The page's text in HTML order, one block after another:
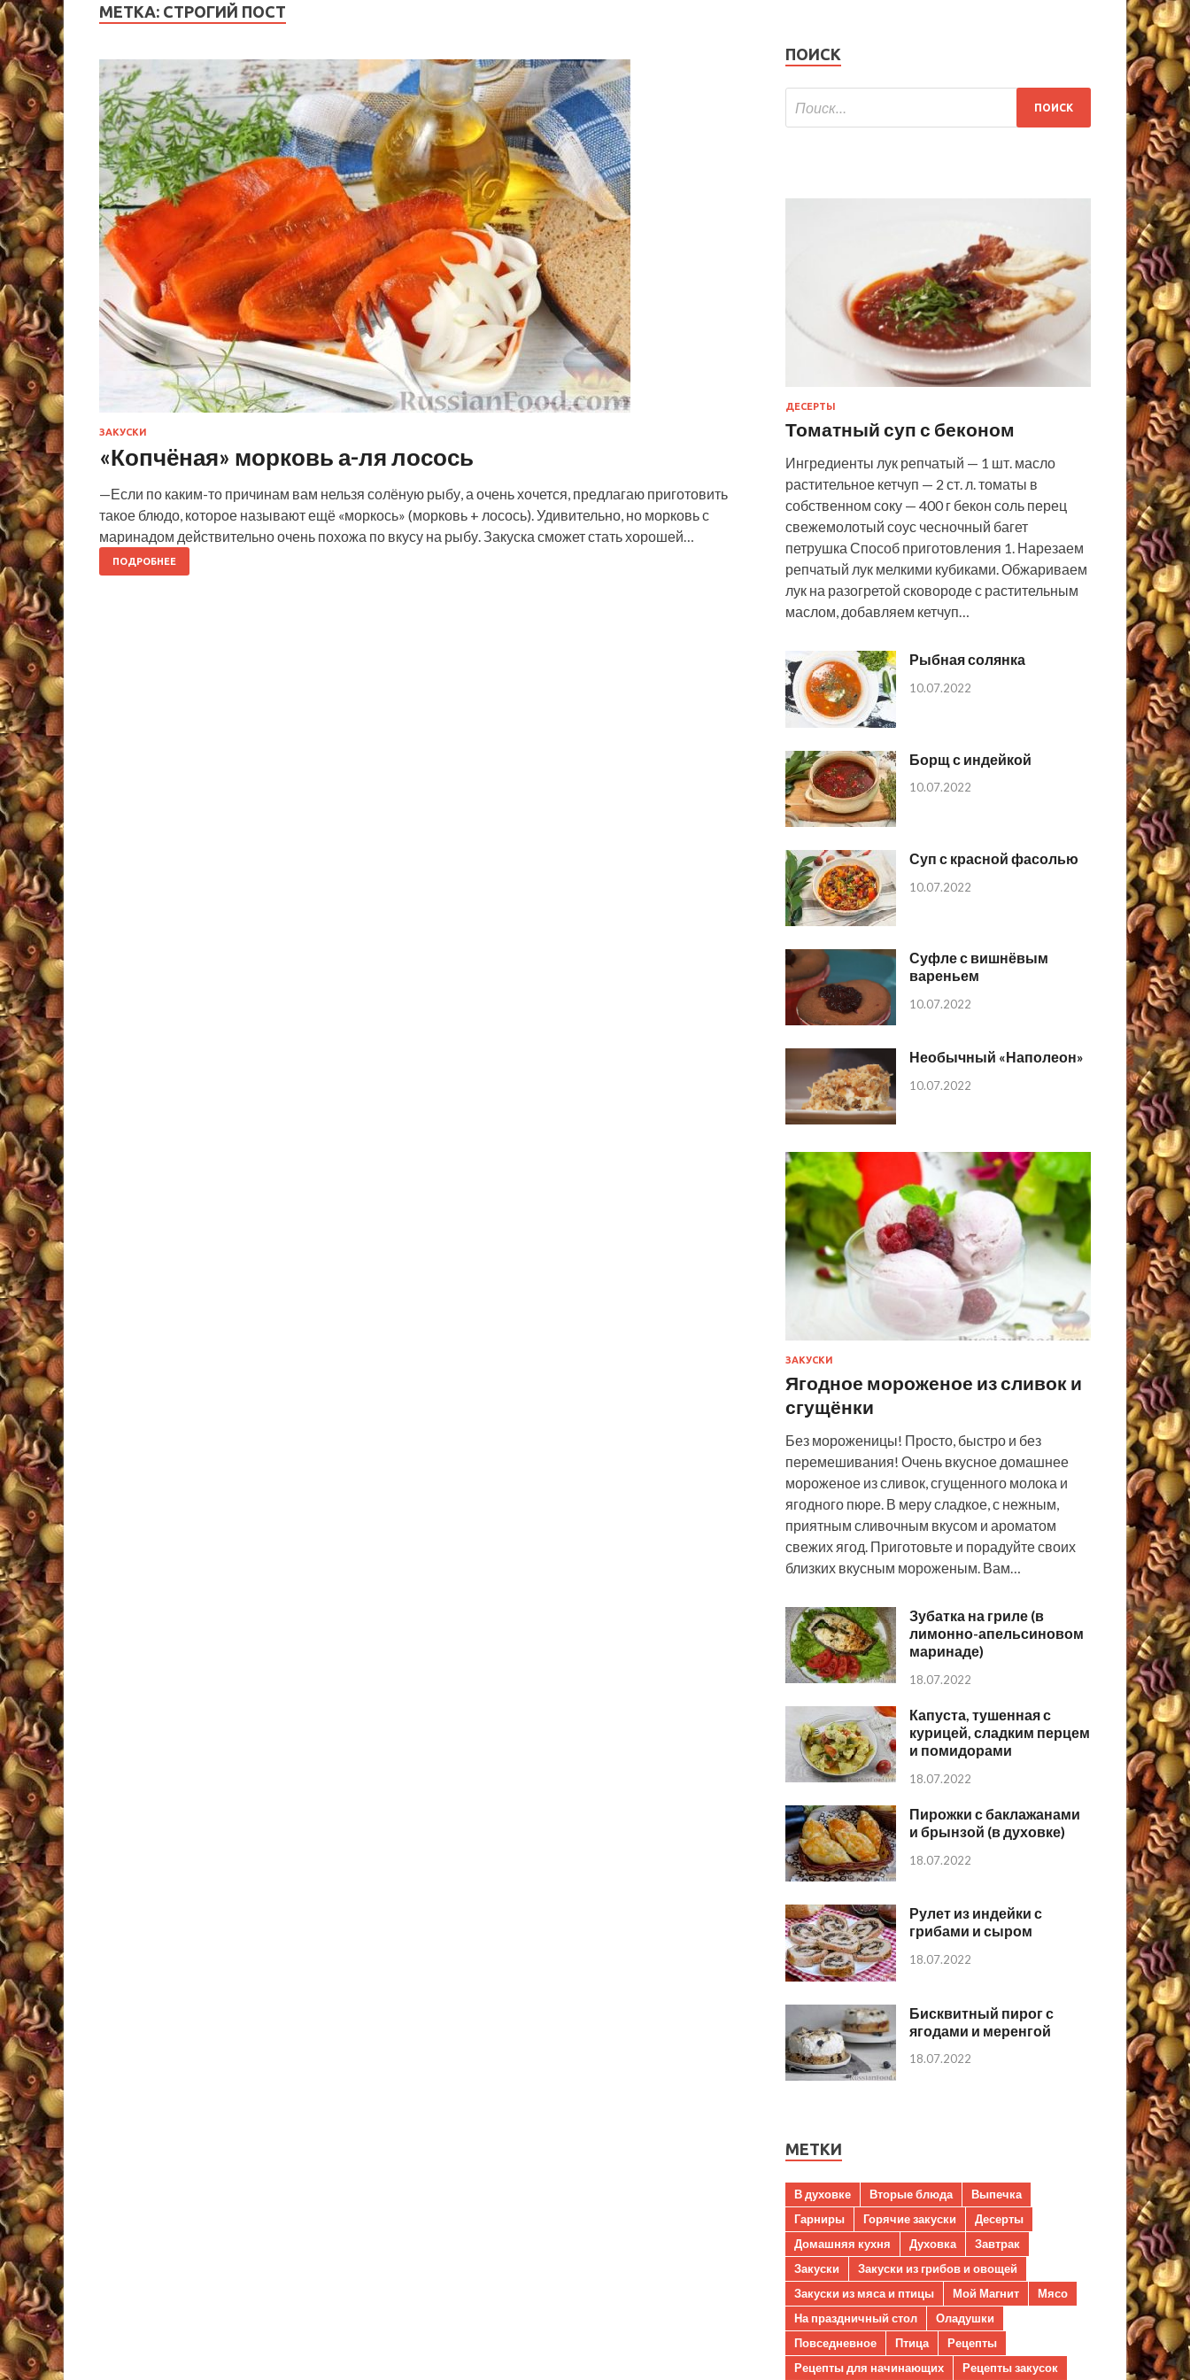
МЕТКА: СТРОГИЙ ПОСТ
ЗАКУСКИ
«Копчёная» морковь а-ля лосось
—Если по каким-то причинам вам нельзя солёную рыбу, а очень хочется, предлагаю приготовить
такое блюдо, которое называют ещё «моркось» (морковь + лосось). Удивительно, но морковь с
маринадом действительно очень похожа по вкусу на рыбу. Закуска сможет стать хорошей…
ПОДРОБНЕЕ
ПОИСК
ДЕСЕРТЫ
Томатный суп с беконом
Ингредиенты лук репчатый — 1 шт. масло
растительное кетчуп — 2 ст. л. томаты в
собственном соку — 400 г бекон соль перец
свежемолотый соус чесночный багет
петрушка Способ приготовления 1. Нарезаем
репчатый лук мелкими кубиками. Обжариваем
лук на разогретой сковороде с растительным
маслом, добавляем кетчуп…
Рыбная солянка
10.07.2022
Борщ с индейкой
10.07.2022
Суп с красной фасолью
10.07.2022
Суфле с вишнёвым
вареньем
10.07.2022
Необычный «Наполеон»
10.07.2022
ЗАКУСКИ
Ягодное мороженое из сливок и
сгущёнки
Без мороженицы! Просто, быстро и без
перемешивания! Очень вкусное домашнее
мороженое из сливок, сгущенного молока и
ягодного пюре. В меру сладкое, с нежным,
приятным сливочным вкусом и ароматом
свежих ягод. Приготовьте и порадуйте своих
близких вкусным мороженым. Вам…
Зубатка на гриле (в
лимонно-апельсиновом
маринаде)
18.07.2022
Капуста, тушенная с
курицей, сладким перцем
и помидорами
18.07.2022
Пирожки с баклажанами
и брынзой (в духовке)
18.07.2022
Рулет из индейки с
грибами и сыром
18.07.2022
Бисквитный пирог с
ягодами и меренгой
18.07.2022
МЕТКИ
В духовке Вторые блюда
Выпечка
Гарниры
Горячие закуски
Десерты
Домашняя кухня
Духовка
Завтрак
Закуски
Закуски из грибов и овощей
Закуски из мяса и птицы
Мой Магнит
Мясо
На праздничный стол
Оладушки
Повседневное
Птица
Рецепты
Рецепты для начинающих
Рецепты закусок